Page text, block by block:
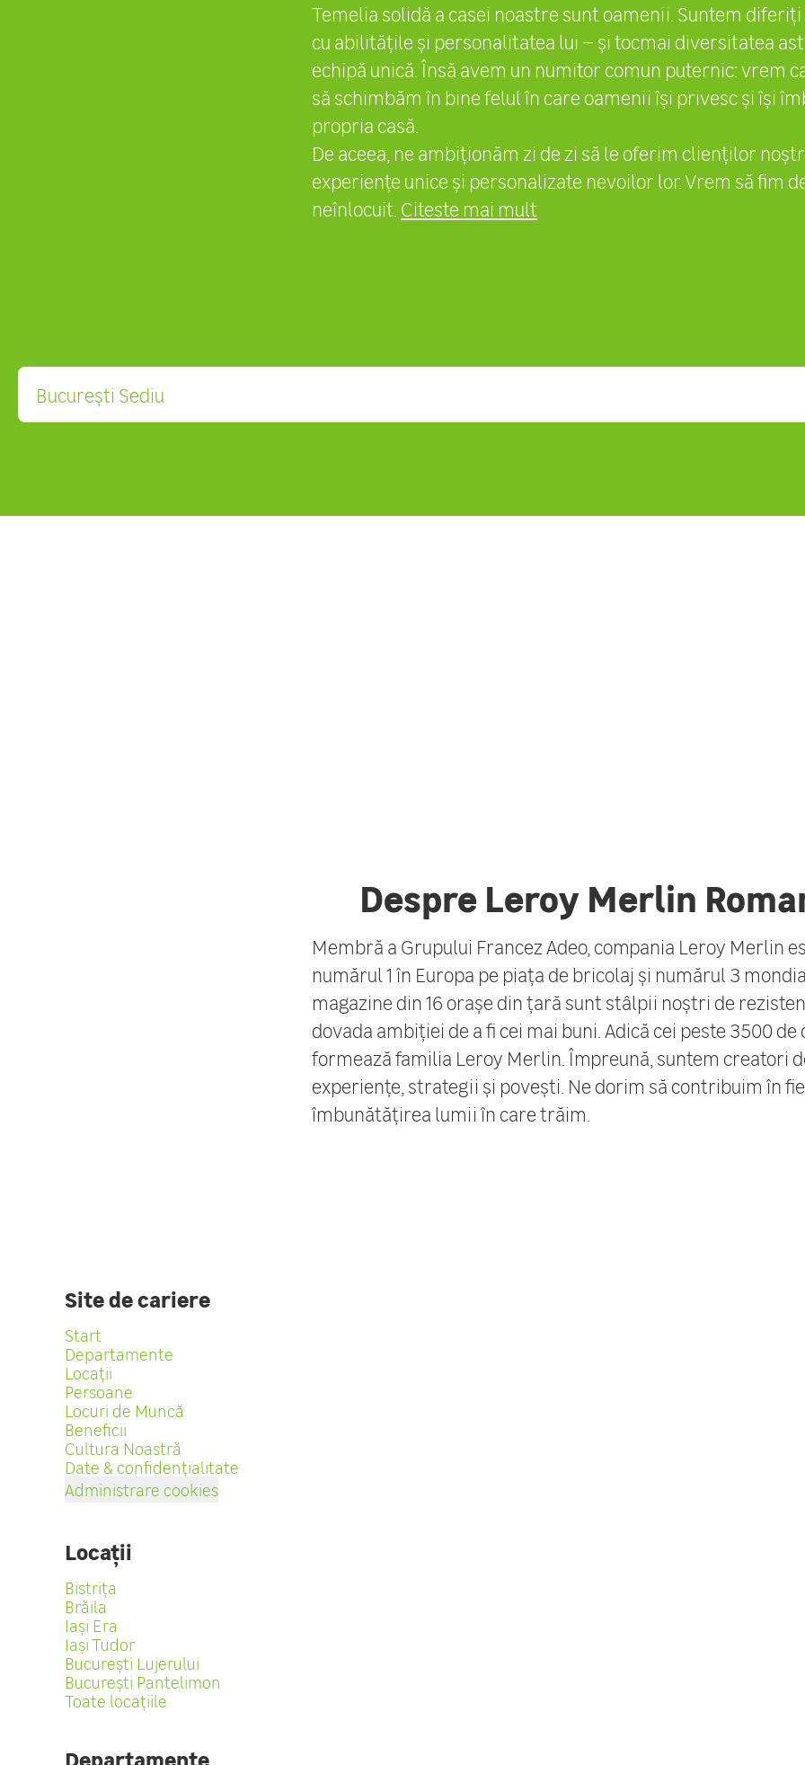
Temelia solidă a casei noastre sunt oamenii. Suntem
cu abilitățile și personalitatea lui – și tocmai diversitatea
echipă unică. Însă avem un numitor comun puternic: vrem
să schimbăm în bine felul în care oamenii își privesc și își
propria casă.
De aceea, ne ambiționăm zi de zi să le oferim clienților
experiențe unice și personalizate nevoilor lor. Vrem să fim
neînlocuit. Citeste mai mult
Despre Leroy Merlin
Membră a Grupului Francez Adeo, compania Leroy Merlin
numărul 1 în Europa pe piața de bricolaj și numărul 3
magazine din 16 orașe din țară sunt stâlpii noștri de
dovada ambiției de a fi cei mai buni. Adică cei peste 3500 de
formează familia Leroy Merlin. Împreună, suntem creatori
experiențe, strategii și povești. Ne dorim să contribuim în
îmbunătățirea lumii în care trăim.
Site de cariere
Start
Departamente
Locații
Persoane
Locuri de Muncă
Beneficii
Cultura Noastră
Date & confidențialitate
Administrare cookies
Locații
Bistrița
Brăila
Iași Era
Iași Tudor
București Lujerului
București Pantelimon
Toate locațiile